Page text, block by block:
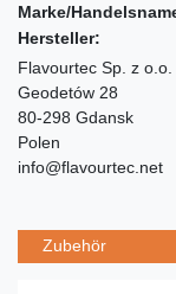
Marke/
Hersteller:
Flavourtec Sp. z o.o.
Geodetów 28
80-298 Gdansk
Polen
info@flavourtec.net
Zubehör